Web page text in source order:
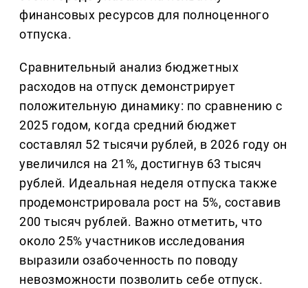
финансовых ресурсов для полноценного
отпуска.
Сравнительный анализ бюджетных
расходов на отпуск демонстрирует
положительную динамику: по сравнению с
2025 годом, когда средний бюджет
составлял 52 тысячи рублей, в 2026 году он
увеличился на 21%, достигнув 63 тысяч
рублей. Идеальная неделя отпуска также
продемонстрировала рост на 5%, составив
200 тысяч рублей. Важно отметить, что
около 25% участников исследования
выразили озабоченность по поводу
невозможности позволить себе отпуск.